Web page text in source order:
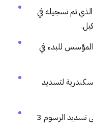
تم تسجيله في
المؤسس للبدء في
لتسديد
يقوم المؤسس بتصوير الوصل الذي يؤكد على تسديد الرسوم 3